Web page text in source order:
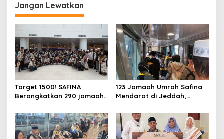
Jangan Lewatkan
Target 1500! SAFINA
Berangkatkan 290 jamaah
2026
123 Jamaah Umrah Safina
Mendarat di Jeddah,
Rangkaian Tour dan Umrah